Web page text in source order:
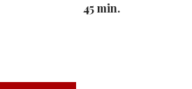
45 min.